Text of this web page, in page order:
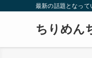
最新の話題となって
ちりめん